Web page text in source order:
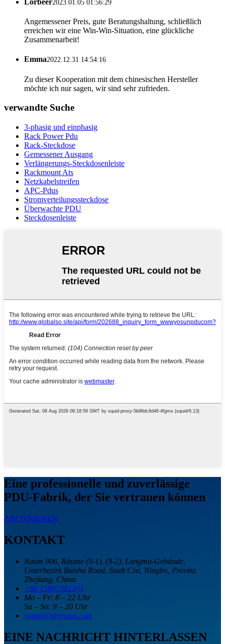
2023.01.05 01:56:29
Angemessener Preis, gute Beratungshaltung, schließlich
erreichen wir eine Win-Win-Situation, eine glückliche
Zusammenarbeit!
Emma2022.12.31 14:54:16
Zu dieser Kooperation mit dem chinesischen Hersteller
möchte ich nur sagen, wir sind sehr zufrieden.
verwandte Suche
3-phasig und einphasig
Rack Power Pdu
Rack-Steckdose
Gemessener Ausgang
Verlängerungs-Steckdosenleiste
Rackmount Ats
Netzkabelstreifen
APC-Pdus
Stromverteilungssteckdose
Überwachte PDU
Steckdosenleiste
Eine professionelle und zuverlässige
PDU-Fabrik, der Sie vertrauen können
ABONNIEREN
KONTAKT
Raum 906, Räume (9-1), (9-2), Langmu-Gebäude,
Unterbezirk Baisha Road, Stadt Cixi, Ningbo, Provinz
Zhejiang, China
+86 15867381241
Mo – Fr: 8 – 22 Uhr
Sa – So: 9 – 20 Uhr
yosun@nbyosun.com
EINE NACHRICHT HINTERLASSEN